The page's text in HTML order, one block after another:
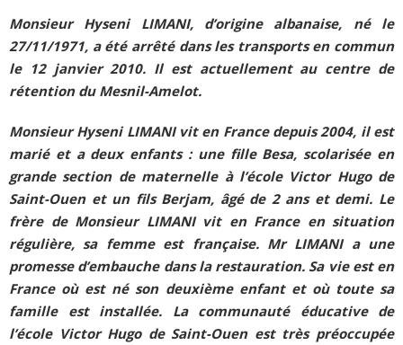
Monsieur Hyseni LIMANI, d’origine albanaise, né le
27/11/1971, a été arrêté dans les transports en commun
le 12 janvier 2010. Il est actuellement au centre de
rétention du Mesnil-Amelot.
Monsieur Hyseni LIMANI vit en France depuis 2004, il est
marié et a deux enfants : une fille Besa, scolarisée en
grande section de maternelle à l’école Victor Hugo de
Saint-Ouen et un fils Berjam, âgé de 2 ans et demi. Le
frère de Monsieur LIMANI vit en France en situation
régulière, sa femme est française. Mr LIMANI a une
promesse d’embauche dans la restauration. Sa vie est en
France où est né son deuxième enfant et où toute sa
famille est installée. La communauté éducative de
l’école Victor Hugo de Saint-Ouen est très préoccupée